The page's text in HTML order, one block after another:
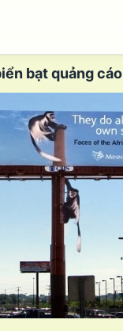
bạt quảng cáo